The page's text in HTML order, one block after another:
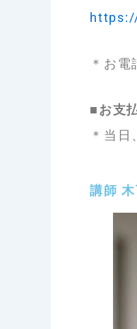
＊お電
■お支
＊当日
講師